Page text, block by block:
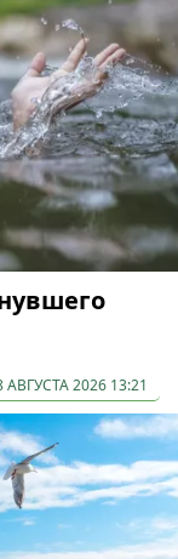
АВГУСТА 2026 13:21